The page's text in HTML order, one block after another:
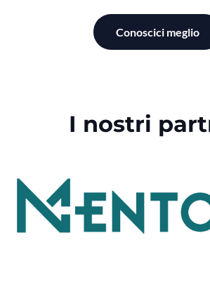
Conoscici meglio
I nostri